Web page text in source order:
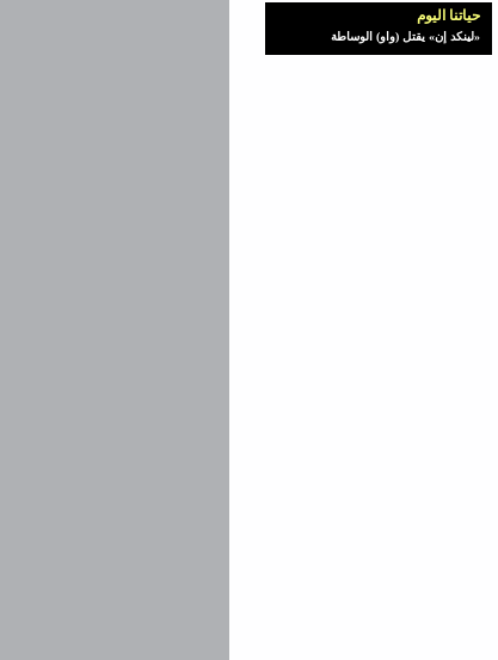
حياتنا اليوم
«لينكد إن» يقتل (واو) الوساطة